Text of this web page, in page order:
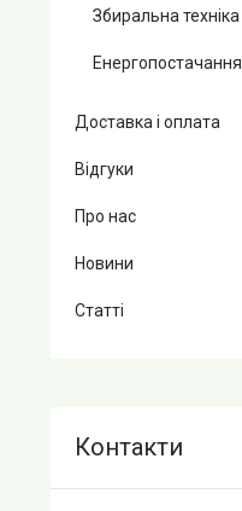
Збиральна техніка
Енергопостачання
Доставка і оплата
Відгуки
Про нас
Новини
Статті